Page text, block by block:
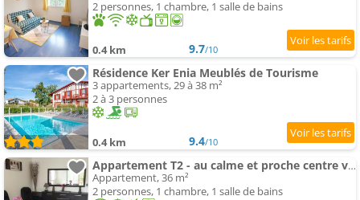
2 personnes, 1 chambre, 1 salle de bains
0.4 km 9.7/10
Résidence Ker Enia Meublés de Tourisme
3 appartements, 29 à 38 m²
2 à 3 personnes
0.4 km 9.4/10
Appartement T2 - au calme et proche centre ville - idéal curistes et vacanciers
Appartement, 36 m²
2 personnes, 1 chambre, 1 salle de bains